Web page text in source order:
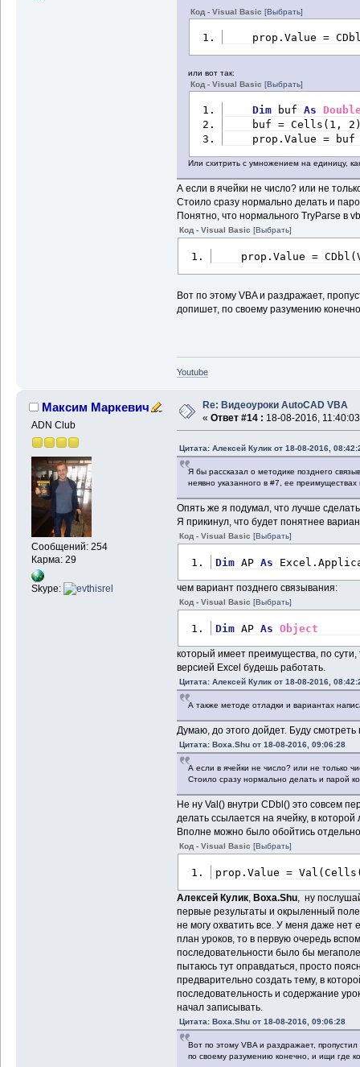
Код - Visual Basic [Выбрать]
prop.Value =
или вот так:
Код - Visual Basic [Выбрать]
Dim buf As
buf = Cells(1,
prop.Value = buf
Или схитрить с умножением на единицу,
А если в ячейки не число? или не
Стоило сразу нормально делать и
Понятно, что нормального TryParse в
Код - Visual Basic [Выбрать]
prop.Value =
Вот по этому VBA и раздражает,
допишет, по своему разумению
Youtube
Максим Маркевич
ADN Club
Сообщений: 254
Карма: 29
Skype:
Re: Видеоуроки AutoCAD VBA
« Ответ #14 : 18-08-2016,
Цитата: Алексей Кулик от 18-08-2016,
Я бы рассказал о методике позднего
неявно указанного в #7, ее преимуществах
Опять же я подумал, что лучше
Я прикинул, что будет понятнее
Код - Visual Basic [Выбрать]
Dim AP As
чем вариант позднего связывания:
Код - Visual Basic [Выбрать]
Dim AP As Object
который имеет преимущества, по сути,
версией Excel будешь работать.
Цитата: Алексей Кулик от 18-08-2016,
А также методе отладки и вариантах
Думаю, до этого дойдет. Буду
Цитата: Boxa.Shu от 18-08-2016, 09:06:28
А если в ячейки не число? или не только
Стоило сразу нормально делать и парой
Не ну Val() внутри CDbl() это совсем
делать ссылается на ячейку, в
Вполне можно было обойтись
Код - Visual Basic [Выбрать]
prop.Value =
Алексей Кулик, Boxa.Shu, ну
первые результаты и окрыленный
не могу охватить все. У меня даже
план уроков, то в первую очередь
последовательности было бы
пытаюсь тут оправдаться, просто
предварительно создать тему, в
последовательность и содержание
начал записывать.
Цитата: Boxa.Shu от 18-08-2016, 09:06:28
Вот по этому VBA и раздражает,
по своему разумению конечно, и ищи где